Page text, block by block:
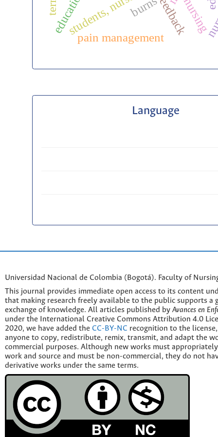
nursing
pain management
burns
Language
Universidad Nacional de Colombia (Bogotá). Faculty of
This journal provides immediate open access to its content
that making research freely available to the public supports a
exchange of knowledge. All articles published by Avances en
under the International Creative Commons Attribution 4.0
2020, we have added the CC-BY-NC recognition to the
anyone to copy, redistribute, remix, transmit, and adapt the
commercial purposes. Although new works must
work and source and must be non-commercial, they do not
derivative works under the same terms.